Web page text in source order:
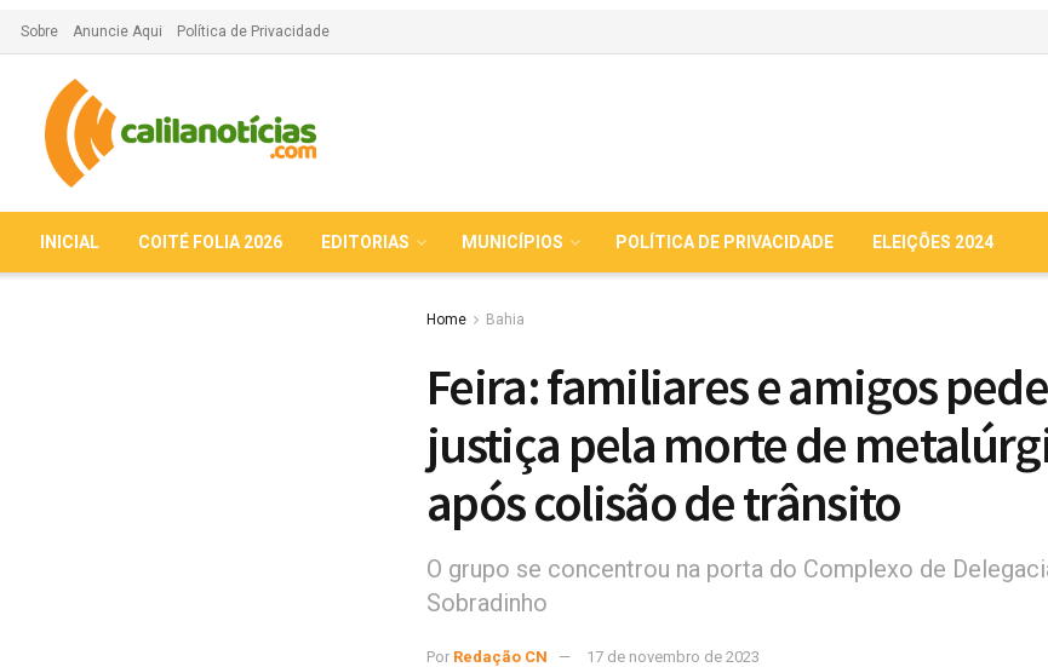
Sobre Anuncie Aqui Política de Privacidade
INICIAL COITÉ FOLIA 2026 EDITORIAS MUNICÍPIOS POLÍTICA DE PRIVACIDADE ELEIÇÕES 2024
Home Bahia
Feira: familiares e amigos
justiça pela morte de
após colisão de trânsito
O grupo se concentrou na porta do Complexo de
Sobradinho
Por Redação CN 17 de novembro de 2023